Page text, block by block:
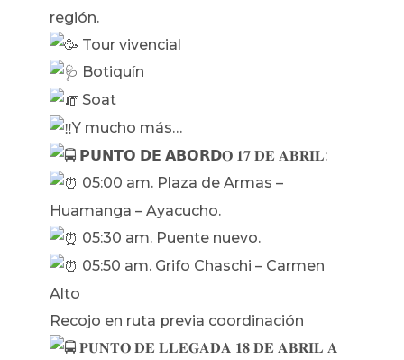
región.
Tour vivencial
Botiquín
Soat
Y mucho más…
𝗣𝗨𝗡𝗧𝗢 𝗗𝗘 𝗔𝗕𝗢𝗥𝗗𝐎 𝟏𝟕 𝐃𝐄 𝐀𝐁𝐑𝐈𝐋:
05:00 am. Plaza de Armas –
Huamanga – Ayacucho.
05:30 am. Puente nuevo.
05:50 am. Grifo Chaschi – Carmen
Alto
Recojo en ruta previa coordinación
𝐏𝐔𝐍𝐓𝐎 𝐃𝐄 𝐋𝐋𝐄𝐆𝐀𝐃𝐀 𝟏𝟖 𝐃𝐄 𝐀𝐁𝐑𝐈𝐋 𝐀